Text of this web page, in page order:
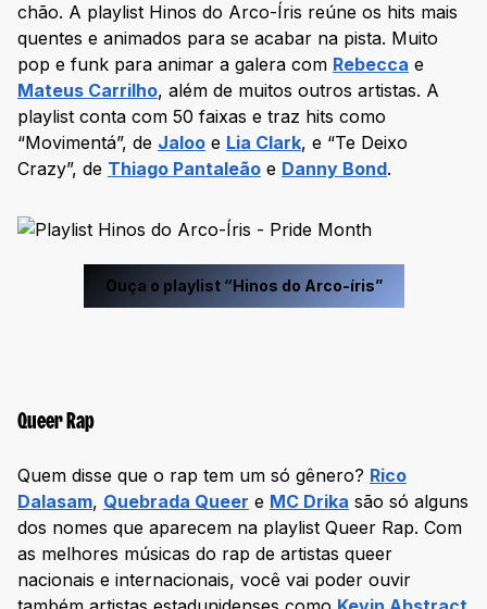
chão. A playlist Hinos do Arco-Íris reúne os hits mais
quentes e animados para se acabar na pista. Muito
pop e funk para animar a galera com Rebecca e
Mateus Carrilho, além de muitos outros artistas. A
playlist conta com 50 faixas e traz hits como
“Movimentá”, de Jaloo e Lia Clark, e “Te Deixo
Crazy”, de Thiago Pantaleão e Danny Bond.
Ouça o playlist “Hinos do Arco-íris”
Queer Rap
Quem disse que o rap tem um só gênero? Rico
Dalasam, Quebrada Queer e MC Drika são só alguns
dos nomes que aparecem na playlist Queer Rap. Com
as melhores músicas do rap de artistas queer
nacionais e internacionais, você vai poder ouvir